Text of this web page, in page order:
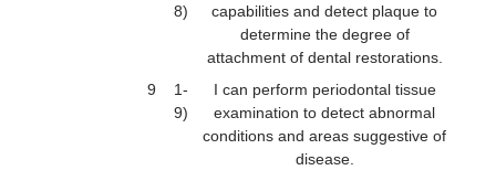
8)
capabilities and detect plaque to
determine the degree of
attachment of dental restorations.
9
1-
9)
I can perform periodontal tissue
examination to detect abnormal
conditions and areas suggestive of
disease.